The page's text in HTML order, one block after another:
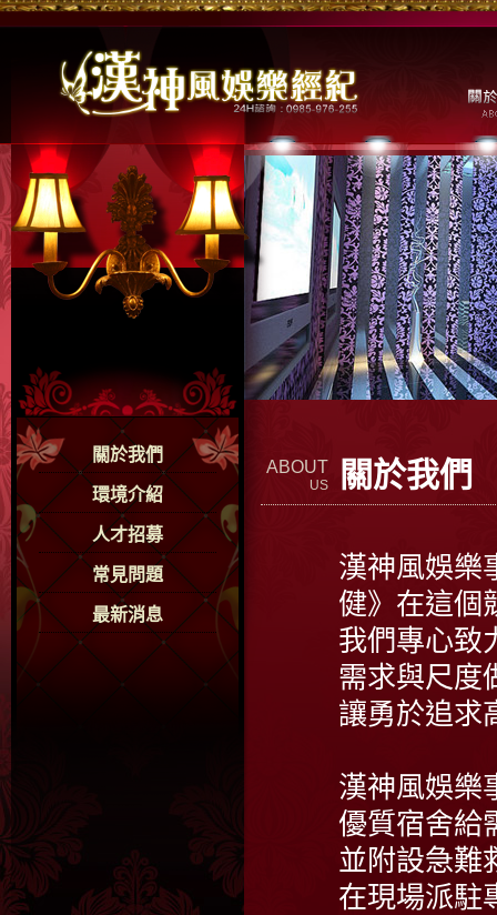
關於我們
環境介紹
人才招募
常見問題
最新消息
ABOUT
US 關於我們
漢神風娛樂
健》在這個
我們專心致
需求與尺度
讓勇於追求
漢神風娛樂
優質宿舍給
並附設急難
在現場派駐